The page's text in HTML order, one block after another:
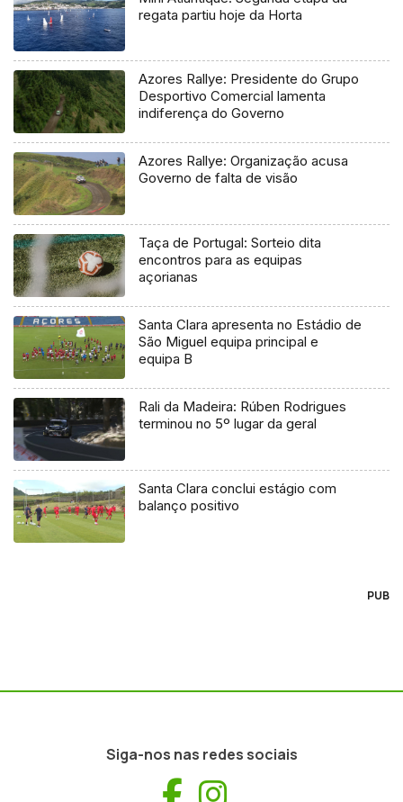
regata partiu hoje da Horta
Azores Rallye: Presidente do Grupo
Desportivo Comercial lamenta
indiferença do Governo
Azores Rallye: Organização acusa
Governo de falta de visão
Taça de Portugal: Sorteio dita
encontros para as equipas
açorianas
Santa Clara apresenta no Estádio de
São Miguel equipa principal e
equipa B
Rali da Madeira: Rúben Rodrigues
terminou no 5º lugar da geral
Santa Clara conclui estágio com
balanço positivo
PUB
Siga-nos nas redes sociais